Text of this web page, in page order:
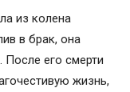
о
Фануила:
из колена
в брак, она
его смерти
жизнь,